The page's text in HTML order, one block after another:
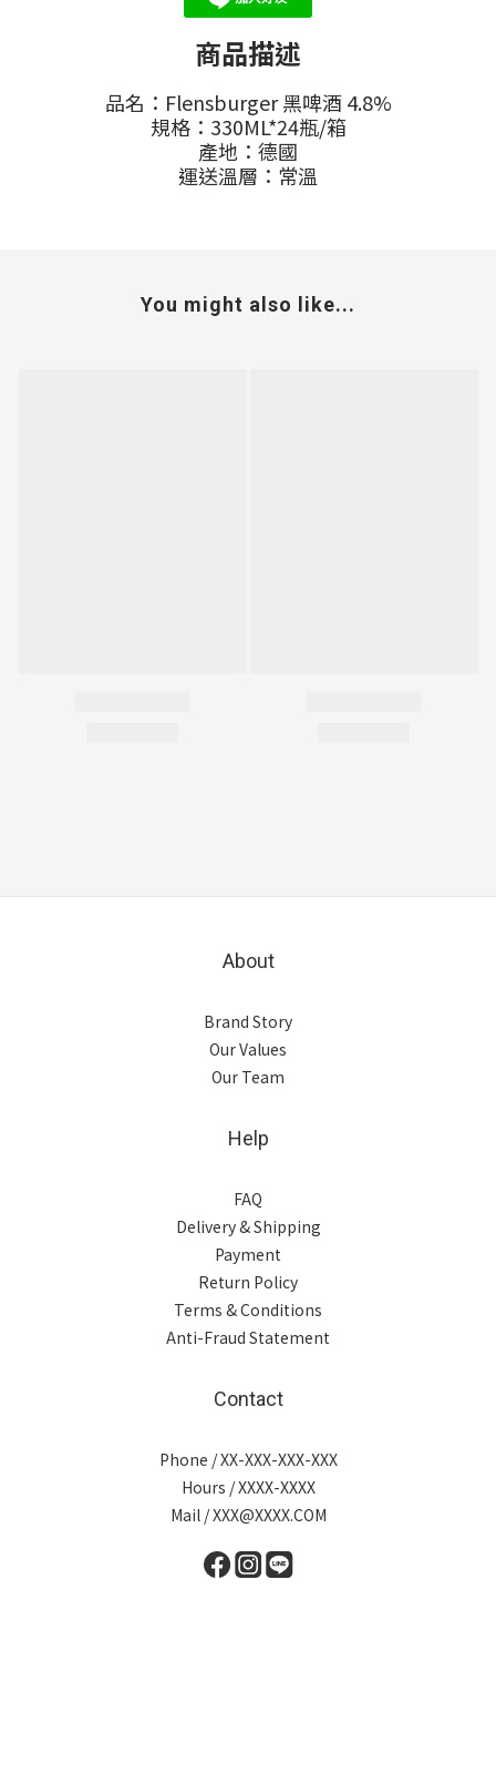
商品描述
品名： Flensburger黑啤酒 4.8%
規格：330ML*24瓶/箱
產地：德國
運送溫層：常溫
You might also like...
About
Brand Story
Our Values
Our Team
Help
FAQ
Delivery & Shipping
Payment
Return Policy
Terms & Conditions
Anti-Fraud Statement
Contact
Phone / XX-XXX-XXX-XXX
Hours / XXXX-XXXX
Mail / XXX@XXXX.COM